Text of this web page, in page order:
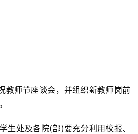
教师节座谈会，并组织新教师岗前
生处及各院(部)要充分利用校报、